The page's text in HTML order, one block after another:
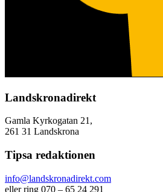
Landskronadirekt
Gamla Kyrkogatan 21,
261 31 Landskrona
Tipsa redaktionen
info@landskronadirekt.com
eller ring 070 – 65 24 291